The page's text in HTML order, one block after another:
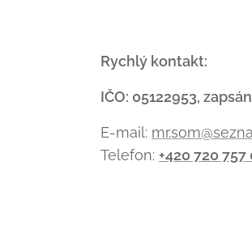
Rychlý kontakt:
IČO: 05122953,
E-mail:
Telefon: +420 720 757